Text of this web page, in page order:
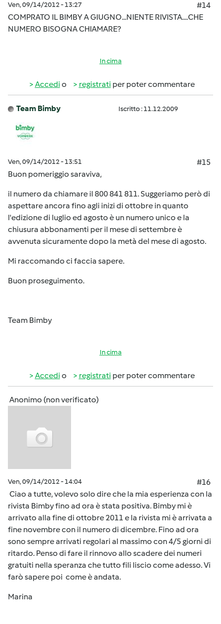
Ven, 09/14/2012 - 13:27
#14
COMPRATO IL BIMBY A GIUGNO...NIENTE RIVISTA....CHE
NUMERO BISOGNA CHIAMARE?
In cima
Accedi o registrati per poter commentare
Team Bimby Iscritto : 11.12.2009
Ven, 09/14/2012 - 13:51
#15
Buon pomeriggio saraviva,
il numero da chiamare il 800 841 811. Suggeriamo però di
aspettare ancora fino agli inizi di ottobre in quanto
l'edizione di luglio ed agosto è un numero unico e la
chiusura abbonamenti per il mese di settembre è
avvenuta sicuramente dopo la metà del mese di agosto.
Mi raccomando ci faccia sapere.
Buon proseguimento.
Team Bimby
In cima
Accedi o registrati per poter commentare
Anonimo (non verificato)
Ven, 09/14/2012 - 14:04
#16
Ciao a tutte, volevo solo dire che la mia esperienza con la
rivista Bimby fino ad ora è stata positiva. Bimby mi è
arrivato alla fine di ottobre 2011 e la rivista mi è arrivata a
fine novembre con il numero di dicembre. Fino ad ora
sono sempre arrivati regolari al massimo con 4/5 giorni di
ritardo. Penso di fare il rinnovo allo scadere dei numeri
gratuiti nella speranza che tutto fili liscio come adesso. Vi
farò sapere poi come è andata.
Marina